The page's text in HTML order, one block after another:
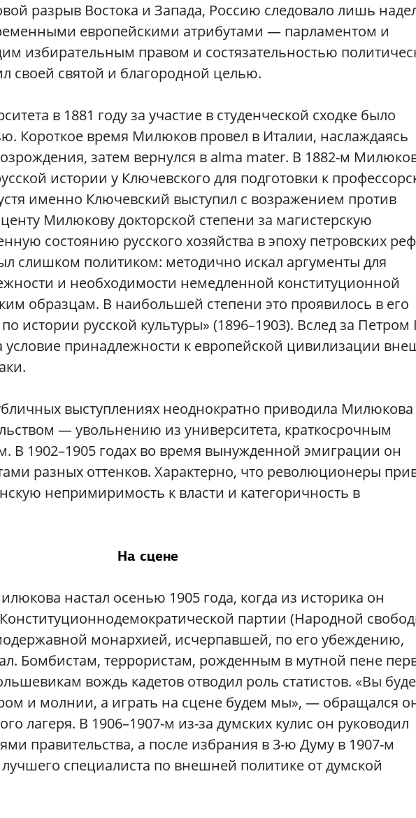
разрыв Востока и Запада, Россию следовало лишь
европейскими атрибутами — парламентом и
избирательным правом и состязательностью
своей святой и благородной целью.
в 1881 году за участие в студенческой сходке было
Короткое время Милюков провел в Италии, наслаждаясь
затем вернулся в alma mater. В 1882-м
истории у Ключевского для подготовки к
именно Ключевский выступил с возражением против
Милюкову докторской степени за магистерскую
состоянию русского хозяйства в эпоху петровских
слишком политиком: методично искал аргументы для
и необходимости немедленной конституционной
образцам. В наибольшей степени это проявилось в его
истории русской культуры» (1896–1903). Вслед за Петром I
принадлежности к европейской цивилизации
выступлениях неоднократно приводила Милюкова
— увольнению из университета, краткосрочным
В 1902–1905 годах во время вынужденной эмиграции он
разных оттенков. Характерно, что революционеры
непримиримость к власти и категоричность в
На сцене
настал осенью 1905 года, когда из историка он
партии (Народной
монархией, исчерпавшей, по его убеждению,
Бомбистам, террористам, рожденным в мутной пене
вождь кадетов отводил роль статистов. «Вы
и молнии, а играть на сцене будем мы», — обращался
лагеря. В 1906–1907-м из-за думских кулис он руководил
правительства, а после избрания в 3-ю Думу в 1907-м
лучшего специалиста по внешней политике от думской